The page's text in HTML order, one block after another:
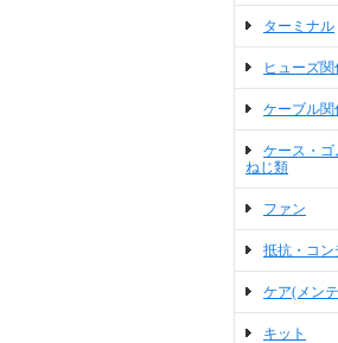
ターミナル
ヒューズ
ケーブル関
ケース・ゴ
ねじ類
ファン
抵抗・コ
ケア(メン
キット